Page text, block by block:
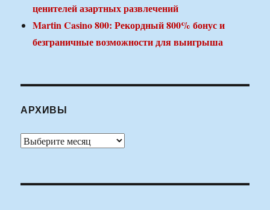
ценителей азартных развлечений
Martin Casino 800: Рекордный 800% бонус и
безграничные возможности для выигрыша
АРХИВЫ
Архивы